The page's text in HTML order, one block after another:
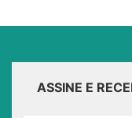
ASSINE E